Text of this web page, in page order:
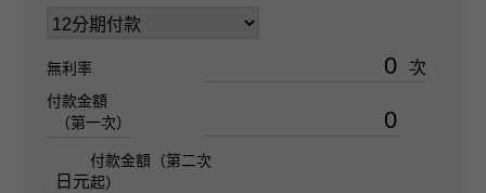
100m防水
文字盤種
無利率 次
付款金額
（第一次）
日元
付款金額（第二次
起）